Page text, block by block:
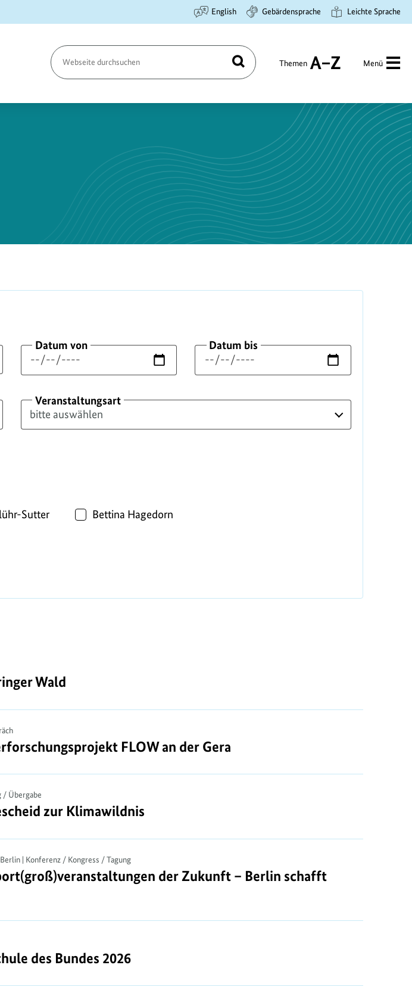
English Gebärdensprache Leichte Sprache
Seite
durchsuchen
Suchen Themen
A
Menü
Datum von Datum bis
Veranstaltungsart
Sutter Bettina Hagedorn
Wald
Wald
FLOW an der Gera
FLOW an der Gera
/ Übergabe
zur Klimawildnis
zur Klimawildnis
| Konferenz / Kongress / Tagung
der Zukunft – Berlin schafft Bewegung"
der Zukunft – Berlin schafft
des Bundes 2026
des Bundes 2026